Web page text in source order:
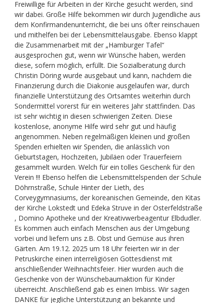
Freiwillige für Arbeiten in der Kirche gesucht werden, sind
wir dabei. Große Hilfe bekommen wir durch Jugendliche aus
dem Konfirmandenunterricht, die bei uns öfter reinschauen
und mithelfen bei der Lebensmittelausgabe. Ebenso klappt
die Zusammenarbeit mit der „Hamburger Tafel“
ausgesprochen gut, wenn wir Wünsche haben, werden
diese, sofern möglich, erfüllt. Die Sozialberatung durch
Christin Döring wurde ausgebaut und kann, nachdem die
Finanzierung durch die Diakonie ausgelaufen war, durch
finanzielle Unterstützung des Ortsamtes weiterhin durch
Sondermittel vorerst für ein weiteres Jahr stattfinden. Das
ist sehr wichtig in diesen schwierigen Zeiten. Diese
kostenlose, anonyme Hilfe wird sehr gut und häufig
angenommen. Neben regelmäßigen kleinen und großen
Spenden erhielten wir Spenden, die anlässlich von
Geburtstagen, Hochzeiten, Jubiläen oder Trauerfeiern
gesammelt wurden. Welch für ein tolles Geschenk für den
Verein !!! Ebenso helfen die Lebensmittelspenden der Schule
Döhrnstraße, Schule Hinter der Lieth, des
Corveygymnasiums, der koreanischen Gemeinde, den Kitas
der Kirche Lokstedt und Edeka Struve in der Osterfeldstraße
, Domino Apotheke und der Kreativwerbeagentur Elbdudler.
Es kommen auch einfach Menschen aus der Umgebung
vorbei und liefern uns z.B. Obst und Gemüse aus ihren
Gärten. Am 19.12. 2025 um 18 Uhr feierten wir in der
Petruskirche einen interreligiösen Gottesdienst mit
anschließender Weihnachtsfeier. Hier wurden auch die
Geschenke von der Wünschebaumaktion für Kinder
überreicht. Anschließend gab es einen Imbiss. Wir sagen
DANKE für jegliche Unterstützung an bekannte und